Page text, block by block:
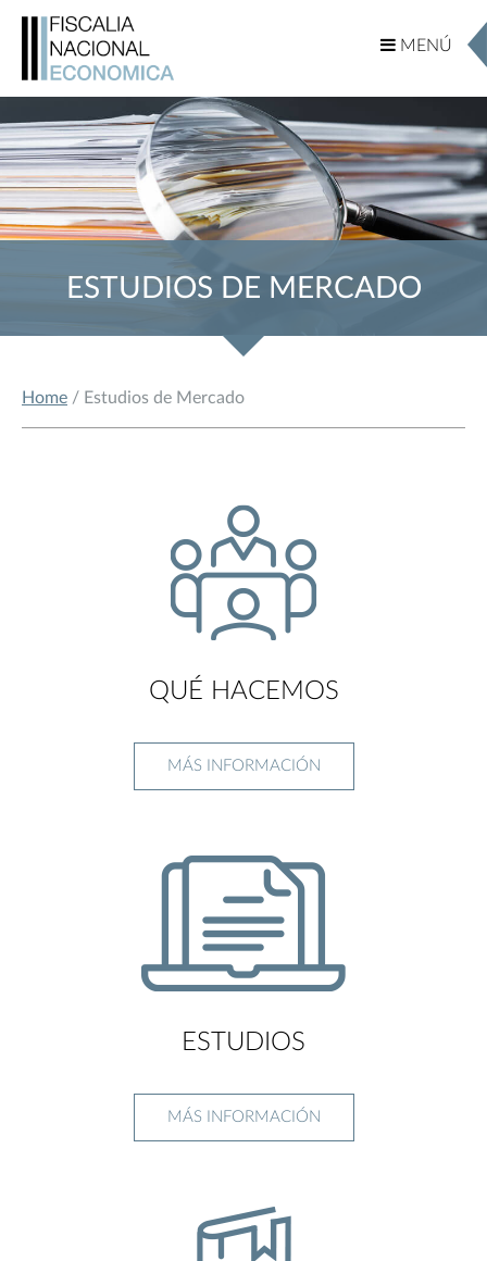
MENÚ
MENÚ
ESTUDIOS DE MERCADO
Home / Estudios de Mercado
QUÉ HACEMOS
MÁS INFORMACIÓN
ESTUDIOS
MÁS INFORMACIÓN